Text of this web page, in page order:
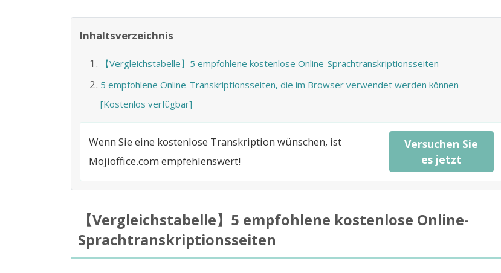
Inhaltsverzeichnis
【Vergleichstabelle】5 empfohlene kostenlose Online-Sprachtranskriptionsseiten
5 empfohlene Online-Transkriptionsseiten, die im Browser verwendet werden können
[Kostenlos verfügbar]
Wenn Sie eine kostenlose Transkription wünschen, ist
Mojioffice.com empfehlenswert!
Versuchen Sie
es jetzt
【Vergleichstabelle】5 empfohlene kostenlose Online-
Sprachtranskriptionsseiten